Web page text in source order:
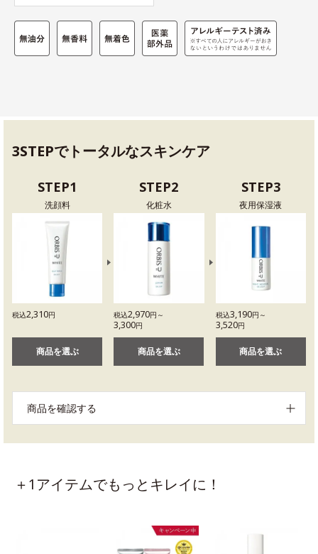
3STEPでトータルなスキンケア
STEP1
洗顔料
税込2,310円
商品を選ぶ
STEP2
化粧水
税込2,970円～
3,300円
商品を選ぶ
STEP3
夜用保湿液
税込3,190円～
3,520円
商品を選ぶ
商品を確認する
＋1アイテムでもっとキレイに！